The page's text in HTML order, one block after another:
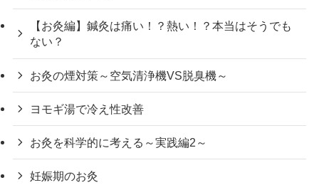
【お灸編】鍼灸は痛い！？熱い！？本当はそうでも
ない？
お灸の煙対策～空気清浄機VS脱臭機～
ヨモギ湯で冷え性改善
お灸を科学的に考える～実践編2～
妊娠期のお灸